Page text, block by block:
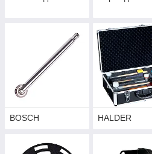
BOSCH HALDER